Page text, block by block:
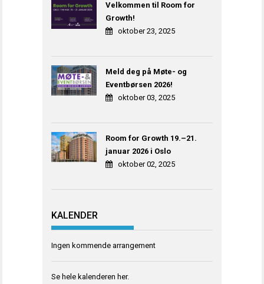
Velkommen til Room for
Growth!
oktober 23, 2025
Meld deg på Møte- og
Eventbørsen 2026!
oktober 03, 2025
Room for Growth 19.–21.
januar 2026 i Oslo
oktober 02, 2025
KALENDER
Ingen kommende arrangement
Se hele kalenderen her.